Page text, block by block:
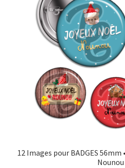
12 Images pour BADGES 56mm
Nounou